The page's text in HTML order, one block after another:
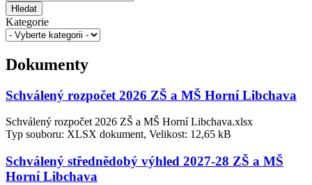
Hledat
Kategorie
Dokumenty
Schválený rozpočet 2026 ZŠ a MŠ Horní Libchava
Schválený rozpočet 2026 ZŠ a MŠ Horní Libchava.xlsx
Typ souboru: XLSX dokument, Velikost: 12,65 kB
Schválený střednědobý výhled 2027-28 ZŠ a MŠ
Horní Libchava